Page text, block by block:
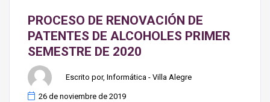
TURISMO
MEDIO AMBIENTE
PROCESO DE RENOVACIÓN DE
PATENTES DE ALCOHOLES PRIMER
SEMESTRE DE 2020
Escrito por, Informática - Villa Alegre
26 de noviembre de 2019